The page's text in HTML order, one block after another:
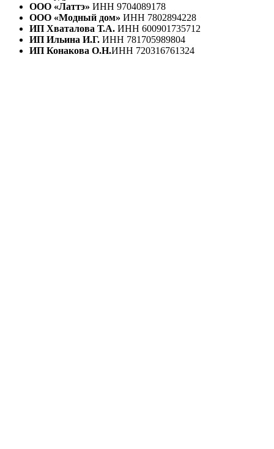
ООО «Латтэ» ИНН 9704089178
ООО «Модный дом» ИНН 7802894228
ИП Хваталова Т.А. ИНН 600901735712
ИП Ильина И.Г. ИНН 781705989804
ИП Конакова О.Н.ИНН 720316761324